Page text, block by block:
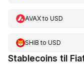
AVAXto USD
SHIB to USD
Stablecoins til